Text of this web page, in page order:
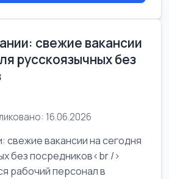
свежие вакансии
русскоязычных без
16.06.2026
свежие вакансии на сегодня
без посредников<br />
рабочий персонал в